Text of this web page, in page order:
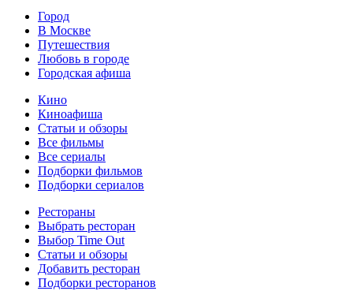
Город
В Москве
Путешествия
Любовь в городе
Городская афиша
Кино
Киноафиша
Статьи и обзоры
Все фильмы
Все сериалы
Подборки фильмов
Подборки сериалов
Рестораны
Выбрать ресторан
Выбор Time Out
Статьи и обзоры
Добавить ресторан
Подборки ресторанов